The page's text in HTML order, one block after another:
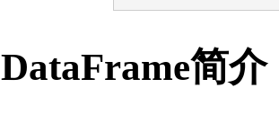
DataFrame简介